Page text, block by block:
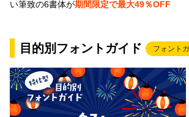
い筆致の6書体が期間限定で最大49％OFF
目的別フォントガイド フォント